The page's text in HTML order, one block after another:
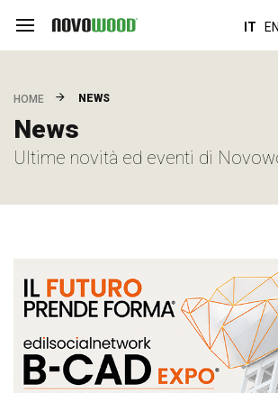
IT EN
HOME NEWS
News
Ultime novità ed eventi di